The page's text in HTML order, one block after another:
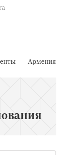
Армения